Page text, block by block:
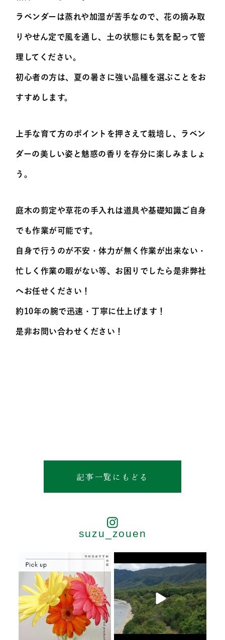
ラベンダーは蒸れや加湿が苦手なので、花の摘み取
りやせん定で風を通し、土の状態にも気を配って管
理してください。
初心者の方は、夏の暑さに強い品種を選ぶことをお
すすめします。
上手な育て方のポイントを押さえて栽培し、ラベン
ダーの美しい姿と魅惑の香りを存分に楽しみましょ
う。
庭木の剪定や草花の手入れは道具や基礎知識ご自身
でも作業が可能です。
自身で行うのが不安・体力が無く作業が出来ない・
忙しく作業の暇がない等、お困りでしたら是非弊社
へお任せください！
約10年の腕で迅速・丁寧に仕上げます！
是非お問い合わせください！
記事一覧にもどる
suzu_zouen
6月 20